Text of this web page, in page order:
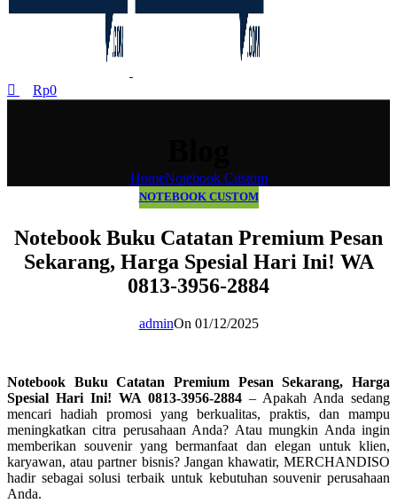
Rp0
HomeNotebook Custom
NOTEBOOK CUSTOM
Notebook Buku Catatan Premium Pesan
Sekarang, Harga Spesial Hari Ini! WA
0813-3956-2884
adminOn 01/12/2025
Notebook Buku Catatan Premium Pesan Sekarang, Harga
Spesial Hari Ini! WA 0813-3956-2884 – Apakah Anda sedang
mencari hadiah promosi yang berkualitas, praktis, dan mampu
meningkatkan citra perusahaan Anda? Atau mungkin Anda ingin
memberikan souvenir yang bermanfaat dan elegan untuk klien,
karyawan, atau partner bisnis? Jangan khawatir, MERCHANDISO
hadir sebagai solusi terbaik untuk kebutuhan souvenir perusahaan
Anda.